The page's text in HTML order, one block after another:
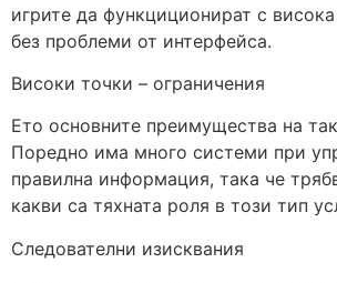
игрите да функциционират с
без проблеми от интерфейса.
Високи точки – ограничения
Ето основните преимущества на
Поредно има много системи при
правилна информация, така че
какви са тяхната роля в този тип
Следователни изисквания